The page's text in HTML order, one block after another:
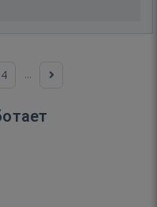
4 ...